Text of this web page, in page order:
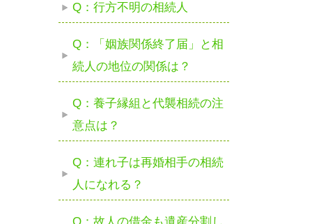
Q：行方不明の相続人
Q：「姻族関係終了届」と相
続人の地位の関係は？
Q：養子縁組と代襲相続の注
意点は？
Q：連れ子は再婚相手の相続
人になれる？